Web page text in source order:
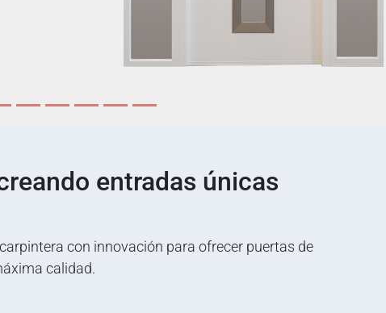
entradas únicas
con innovación para ofrecer puertas de
calidad.